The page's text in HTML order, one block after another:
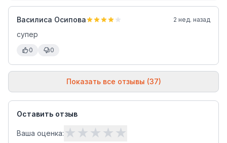
Василиса Осипова 2 нед. назад
супер
0 0
Показать все отзывы (37)
Оставить отзыв
Ваша оценка: ★ ★ ★ ★ ★